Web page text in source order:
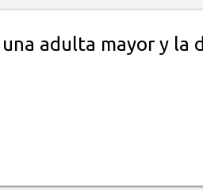
adulta mayor y la